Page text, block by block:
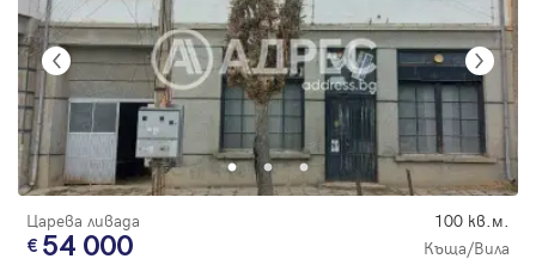
Царева ливада 100 кв.м.
54 000 Къща/Вила